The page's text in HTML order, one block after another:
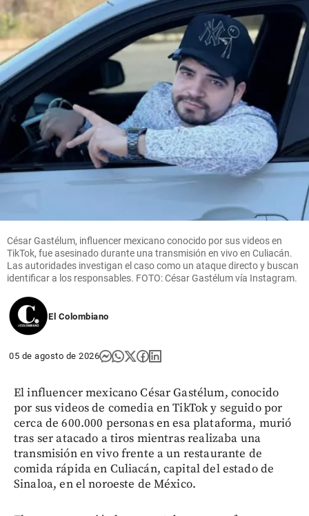
César Gastélum, influencer mexicano conocido por sus videos en
TikTok, fue asesinado durante una transmisión en vivo en Culiacán.
Las autoridades investigan el caso como un ataque directo y buscan
identificar a los responsables. FOTO: César Gastélum vía Instagram.
El Colombiano
05 de agosto de 2026
El influencer mexicano César Gastélum, conocido
por sus videos de comedia en TikTok y seguido por
cerca de 600.000 personas en esa plataforma, murió
tras ser atacado a tiros mientras realizaba una
transmisión en vivo frente a un restaurante de
comida rápida en Culiacán, capital del estado de
Sinaloa, en el noroeste de México.